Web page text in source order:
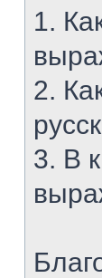
1.
2.
3. В